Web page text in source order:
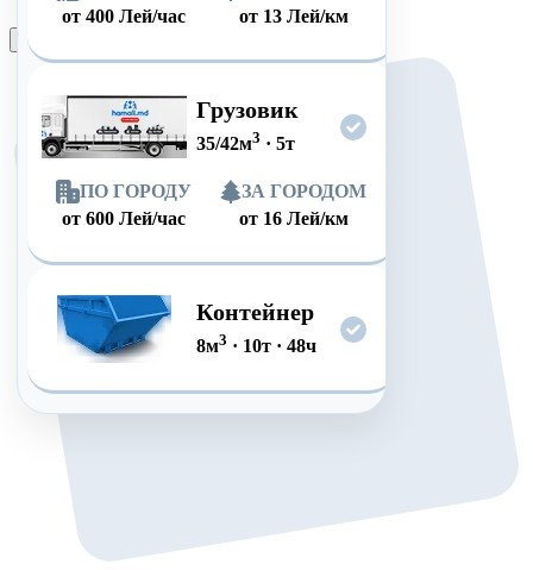
от 400 Лей/час
от 13 Лей/км
Грузовик
35/42м3 · 5т
ПО ГОРОДУ
от 600 Лей/час
ЗА ГОРОДОМ
от 16 Лей/км
Контейнер
8м3 · 10т· 48ч
Оформить заказ